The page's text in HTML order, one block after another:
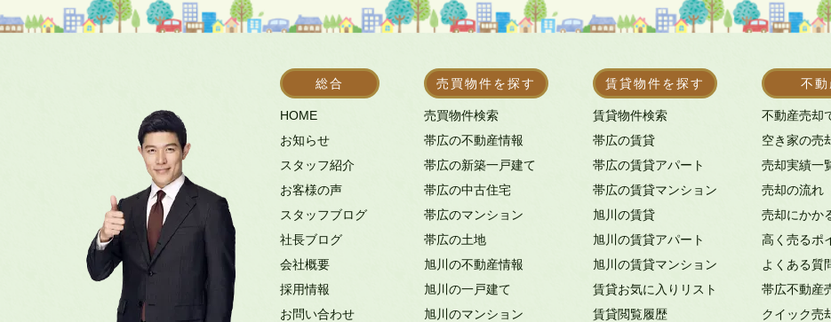
総合
HOME
お知らせ
スタッフ紹介
お客様の声
スタッフブログ
社長ブログ
会社概要
採用情報
お問い合わせ
売買物件を探す
売買物件検索
帯広の不動産情報
帯広の新築一戸建て
帯広の中古住宅
帯広のマンション
帯広の土地
旭川の不動産情報
旭川の一戸建て
旭川のマンション
賃貸物件を探す
賃貸物件検索
帯広の賃貸
帯広の賃貸アパート
帯広の賃貸マンション
旭川の賃貸
旭川の賃貸アパート
旭川の賃貸マンション
賃貸お気に入りリスト
賃貸閲覧履歴
不動
不動産売却
空き家の売
売却実績一
売却の流れ
売却にかか
高く売るポ
よくある質
帯広不動産
クイック売